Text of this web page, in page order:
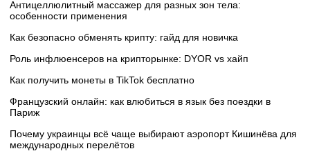
Антицеллюлитный массажер для разных зон тела:
особенности применения
Как безопасно обменять крипту: гайд для новичка
Роль инфлюенсеров на крипторынке: DYOR vs хайп
Как получить монеты в TikTok бесплатно
Французский онлайн: как влюбиться в язык без поездки в
Париж
Почему украинцы всё чаще выбирают аэропорт Кишинёва для
международных перелётов